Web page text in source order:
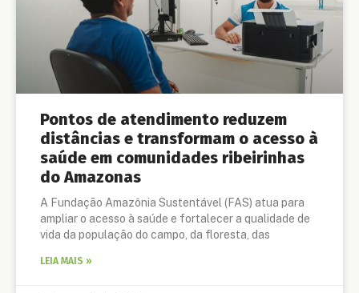
Pontos de atendimento reduzem
distâncias e transformam o acesso à
saúde em comunidades ribeirinhas
do Amazonas
A Fundação Amazônia Sustentável (FAS) atua para
ampliar o acesso à saúde e fortalecer a qualidade de
vida da população do campo, da floresta, das
LEIA MAIS »